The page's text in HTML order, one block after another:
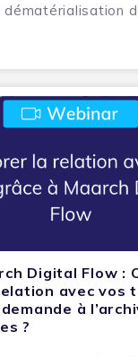
dématérialisation
Digital Flow :
avec vos
à
?